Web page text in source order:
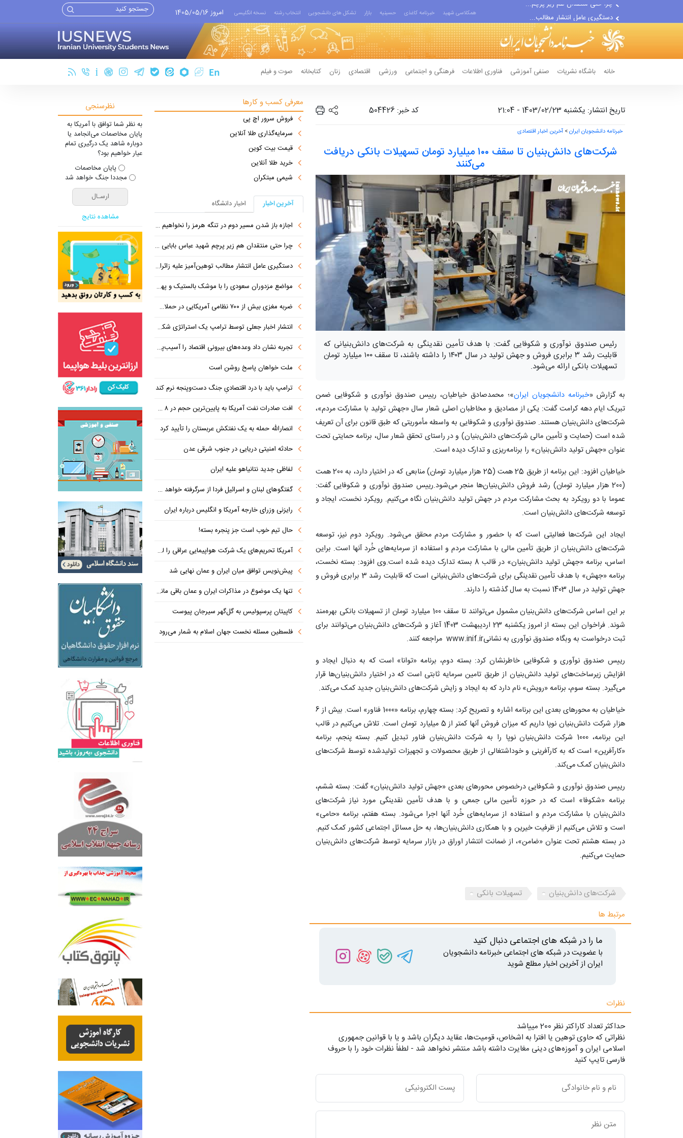
دستگیری عامل انتشار مطالب...
مواضع مزدوران سعودی را با...
ضربه مغزی بیش از ۷۰۰ نظامی...
همکلاسی شهید خبرنامه کاغذی حسینیه بازار تشکل های دانشجویی انتخاب رشته نسخه انگلیسی امروز 1405/05/16
خانه باشگاه نشریات صنفی آموزشی فناوری اطلاعات فرهنگی و اجتماعی ورزشی اقتصادی زنان کتابخانه صوت و فیلم
تاریخ انتشار: یکشنبه 1403/02/23 - 21:04 کد خبر: 504426
خبرنامه دانشجویان ایران> آخرین اخبار اقتصادی
شرکت‌های دانش‌بنیان تا سقف ۱۰۰ میلیارد تومان تسهیلات بانکی دریافت
می‌کنند
رئیس صندوق نوآوری و شکوفایی گفت: با هدف تأمین نقدینگی به شرکت‌های دانش‌بنیانی که
قابلیت رشد ۳ برابری فروش و جهش تولید در سال ۱۴۰۳ را داشته باشند، تا سقف ۱۰۰ میلیارد تومان
تسهیلات بانکی ارائه می‌شود.
به گزارش «خبرنامه دانشجویان ایران»؛ محمدصادق خیاطیان، رییس صندوق نوآوری و شکوفایی ضمن
تبریک ایام دهه کرامت گفت: یکی از مصادیق و مخاطبان اصلی شعار سال «جهش تولید با مشارکت مردم»،
شرکت‌های دانش‌بنیان هستند. صندوق نوآوری و شکوفایی به واسطه مأموریتی که طبق قانون برای آن تعریف
شده است (حمایت و تأمین مالی شرکت‌های دانش‌بنیان) و در راستای تحقق شعار سال، برنامه حمایتی تحت
عنوان «جهش تولید دانش‌بنیان» را برنامه‌ریزی و تدارک دیده است.
خیاطیان افزود: این برنامه از طریق 25 همت (25 هزار میلیارد تومان) منابعی که در اختیار دارد، به 200 همت
(200 هزار میلیارد تومان) رشد فروش دانش‌بنیان‌ها منجر می‌شود.رییس صندوق نوآوری و شکوفایی گفت:
عموما با دو رویکرد به بحث مشارکت مردم در جهش تولید دانش‌بنیان نگاه می‌کنیم. رویکرد نخست، ایجاد و
توسعه شرکت‌های دانش‌بنیان است.
ایجاد این شرکت‌ها فعالیتی است که با حضور و مشارکت مردم محقق می‌شود. رویکرد دوم نیز، توسعه
شرکت‌های دانش‌بنیان از طریق تأمین مالی با مشارکت مردم و استفاده از سرمایه‌های خُرد آنها است. براین
اساس، برنامه «جهش تولید دانش‌بنیان» در قالب 8 بسته تدارک دیده شده است.وی افزود: بسته نخست،
برنامه «جهش» با هدف تأمین نقدینگی برای شرکت‌های دانش‌بنیانی است که قابلیت رشد 3 برابری فروش و
جهش تولید در سال 1403 نسبت به سال گذشته را دارند.
بر این اساس شرکت‌های دانش‌بنیان مشمول می‌توانند تا سقف 100 میلیارد تومان از تسهیلات بانکی بهره‌مند
شوند. فراخوان این بسته از امروز یکشنبه 23 اردیبهشت 1403 آغاز و شرکت‌های دانش‌بنیان می‌توانند برای
ثبت درخواست به وبگاه صندوق نوآوری به نشانیwww.inif.ir مراجعه کنند.
رییس صندوق نوآوری و شکوفایی خاطرنشان کرد: بسته دوم، برنامه «توانا» است که به دنبال ایجاد و
افزایش زیرساخت‌های تولید دانش‌بنیان از طریق تامین سرمایه ثابتی است که در اختیار دانش‌بنیان‌ها قرار
می‌گیرد. بسته سوم، برنامه «رویش» نام دارد که به ایجاد و زایش شرکت‌های دانش‌بنیان جدید کمک می‌کند.
خیاطیان به محورهای بعدی این برنامه اشاره و تصریح کرد: بسته چهارم، برنامه «1000 فناور» است. بیش از 6
هزار شرکت دانش‌بنیان نوپا داریم که میزان فروش آنها کمتر از 5 میلیارد تومان است. تلاش می‌کنیم در قالب
این برنامه، 1000 شرکت دانش‌بنیان نوپا را به شرکت دانش‌بنیان فناور تبدیل کنیم. بسته پنجم، برنامه
«کارآفرین» است که به کارآفرینی و خوداشتغالی از طریق محصولات و تجهیزات تولیدشده توسط شرکت‌های
دانش‌بنیان کمک می‌کند.
رییس صندوق نوآوری و شکوفایی درخصوص محورهای بعدی «جهش تولید دانش‌بنیان» گفت: بسته ششم،
برنامه «شکوفا» است که در حوزه تأمین مالی جمعی و با هدف تأمین نقدینگی مورد نیاز شرکت‌های
دانش‌بنیان با مشارکت مردم و استفاده از سرمایه‌های خُرد آنها اجرا می‌شود. بسته هفتم، برنامه «حامی»
است و تلاش می‌کنیم از ظرفیت خیرین و با همکاری دانش‌بنیان‌ها، به حل مسائل اجتماعی کشور کمک کنیم.
در بسته هشتم تحت عنوان «ضامن»، از ضمانت انتشار اوراق در بازار سرمایه توسط شرکت‌های دانش‌بنیان
حمایت می‌کنیم.
شرکت‌های دانش‌بنیان
تسهیلات بانکی
مرتبط ها
ما را در شبکه های اجتماعی دنبال کنید
با عضویت در شبکه های اجتماعی خبرنامه دانشجویان
ایران از آخرین اخبار مطلع شوید
نظرات
حداکثر تعداد کاراکتر نظر 200 ميياشد
نظراتی که حاوی توهین یا افترا به اشخاص، قومیت‌ها، عقاید دیگران باشد و یا با قوانین جمهوری
اسلامی ایران و آموزه‌های دینی مغایرت داشته باشد منتشر نخواهد شد - لطفاً نظرات خود را با حروف
فارسی تایپ کنید
معرفی کسب و کارها
فروش سرور اچ پی
سرمایه‌گذاری طلا آنلاین
قیمت بیت کوین
خرید طلا آنلاین
شیمی مبتکران
آخرین اخبار
اخبار دانشگاه
اجازه باز شدن مسیر دوم در تنگه هرمز را نخواهیم داد
چرا حتی منتقدان هم زیر پرچم شهید عباس بابایی ایستادند؟
دستگیری عامل انتشار مطالب توهین‌آمیز علیه زائران اربعین در فضای مجازی
مواضع مزدوران سعودی را با موشک بالستیک و پهپاد در هم شکستیم
ضربه مغزی بیش از ۷۰۰ نظامی آمریکایی در حملات ایران
انتشار اخبار جعلی توسط ترامپ یک استراتژی شکست خورده است
تجربه نشان داد وعده‌های بیرونی اقتصاد را آسیب‌پذیرتر می‌کند
ملت خواهان پاسخ روشن است
ترامپ باید با درد اقتصادیِ جنگ دست‌و‌پنجه نرم کند
افت صادرات نفت آمریکا به پایین‌ترین حجم در ۸ ماه اخیر
انصارالله حمله به یک نفتکش عربستان را تأیید کرد
حادثه امنیتی دریایی در جنوب شرقی عدن
لفاظی جدید نتانیاهو علیه ایران
گفتگوهای لبنان و اسرائیل فردا از سرگرفته خواهد شد!
رایزنی وزرای خارجه آمریکا و انگلیس درباره ایران
حال تیم خوب است جز پنجره بسته!
آمریکا تحریم‌های یک شرکت هواپیمایی عراقی را لغو کرد
پیش‌نویس توافق میان ایران و عمان نهایی شد
تنها یک موضوع در مذاکرات ایران و عمان باقی مانده است
کاپیتان پرسپولیس به گل‌گهر سیرجان پیوست
فلسطین مسئله نخست جهان اسلام به شمار می‌رود
نظرسنجی
به نظر شما توافق با آمریکا به
پایان مخاصمات می‌انجامد یا
دوباره شاهد یک درگیری تمام
عیار خواهیم بود؟
پایان مخاصمات
مجددا جنگ خواهد شد
مشاهده نتایج